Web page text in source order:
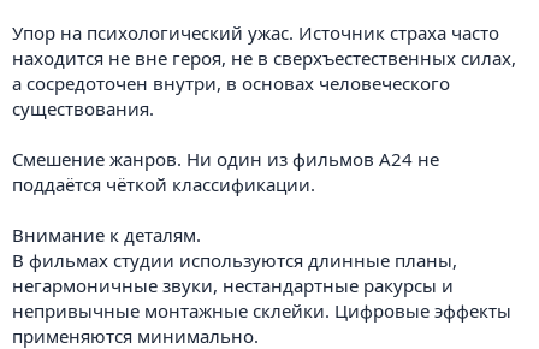
Упор на психологический ужас. Источник страха часто
находится не вне героя, не в сверхъестественных силах,
а сосредоточен внутри, в основах человеческого
существования.
Смешение жанров. Ни один из фильмов A24 не
поддаётся чёткой классификации.
Внимание к деталям.
В фильмах студии используются длинные планы,
негармоничные звуки, нестандартные ракурсы и
непривычные монтажные склейки. Цифровые эффекты
применяются минимально.